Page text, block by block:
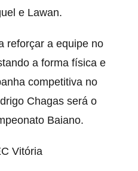
e Lawan.
reforçar a equipe no
a forma física e
competitiva no
Chagas será o
Baiano.
Vitória